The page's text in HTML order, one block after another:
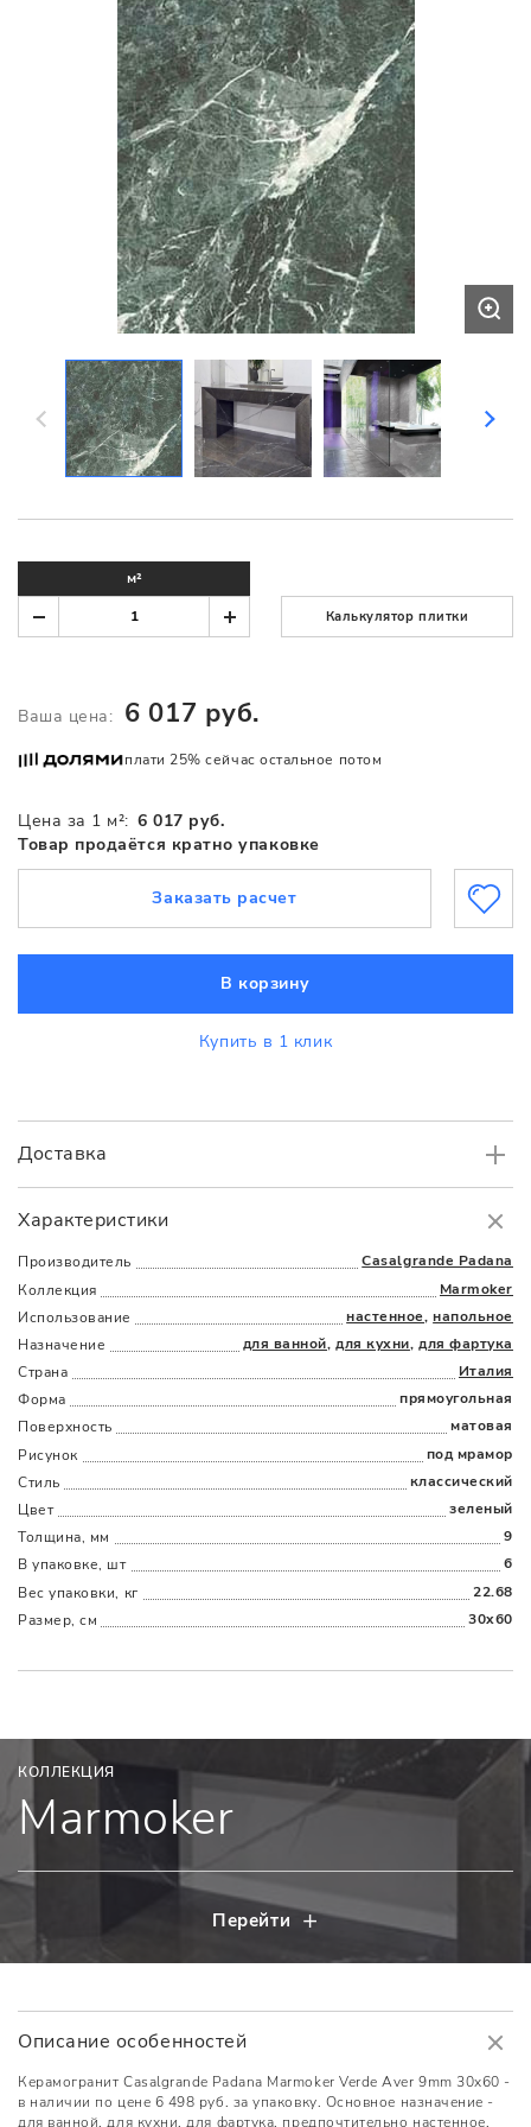
Характеристики
Производитель
Casalgrande Padana
Коллекция
Marmoker
Использование
настенное,напольное
Назначение
для ванной,для кухни,для фартука
Страна
Италия
Форма
прямоугольная
Поверхность
матовая
Рисунок
под мрамор
Стиль
классический
Цвет
зеленый
Толщина, мм
9
В упаковке, шт
6
Вес упаковки, кг
22.68
Размер, см
30x60
Доставка
Доставка
НаличымиКартойПо счетуДолями
Цена за 1 м²: 6 017 руб.
Товар продаётся кратно упаковке
м²
Калькулятор плитки
Ваша цена: 6 017 руб.
плати 25% сейчас остальное потом
В корзину
Купить в 1 клик
Заказать расчет
КОЛЛЕКЦИЯ
Marmoker
Перейти
Описание особенностей
Керамогранит Casalgrande Padana Marmoker Verde Aver 9mm 30x60 -
в наличии по цене 6 498 руб. за упаковку. Основное назначение -
для ванной, для кухни, для фартука, предпочтительно настенное,